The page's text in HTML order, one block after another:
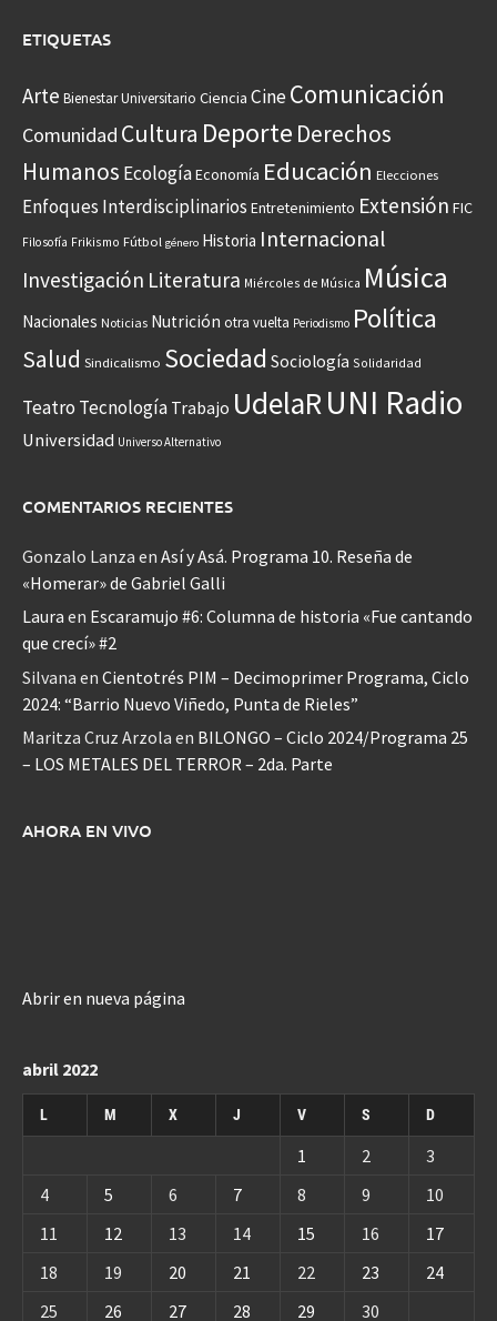
ETIQUETAS
Arte Bienestar Universitario Ciencia CineComunicación
Comunidad Cultura Deporte Derechos
Humanos EcologíaEconomía Educación Elecciones
Enfoques Interdisciplinarios Entretenimiento Extensión FIC
Filosofía Frikismo Fútbol género Historia Internacional
Investigación Literatura Miércoles de Música Música
Nacionales Noticias Nutrición otra vuelta Periodismo Política
Salud Sindicalismo Sociedad Sociología Solidaridad
Teatro Tecnología Trabajo UdelaRUNI Radio
Universidad Universo Alternativo
COMENTARIOS RECIENTES
Gonzalo Lanza en Así y Asá. Programa 10. Reseña de
«Homerar» de Gabriel Galli
Laura en Escaramujo #6: Columna de historia «Fue cantando
que crecí» #2
Silvana en Cientotrés PIM – Decimoprimer Programa, Ciclo
2024: “Barrio Nuevo Viñedo, Punta de Rieles”
Maritza Cruz Arzola en BILONGO – Ciclo 2024/Programa 25
– LOS METALES DEL TERROR – 2da. Parte
AHORA EN VIVO
Abrir en nueva página
abril 2022
L M X J V S D
1 2
3
4
5 6 7 8 9
10
11
12 13 14 15 16
17
18
19 20 21 22 23
24
25
26 27 28 29 30